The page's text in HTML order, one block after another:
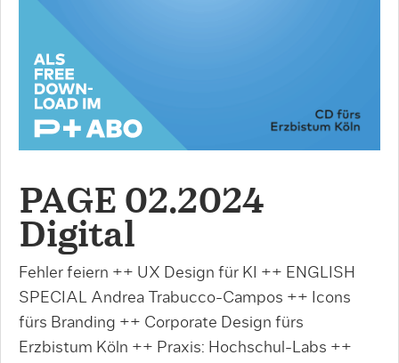
PAGE 02.2024
Digital
Fehler feiern ++ UX Design für KI ++ ENGLISH
SPECIAL Andrea Trabucco-Campos ++ Icons
fürs Branding ++ Corporate Design fürs
Erzbistum Köln ++ Praxis: Hochschul-Labs ++